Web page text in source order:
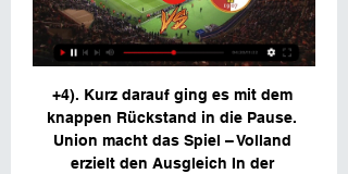
+4). Kurz darauf ging es mit dem
knappen Rückstand in die Pause.
Union macht das Spiel – Volland
erzielt den Ausgleich In der